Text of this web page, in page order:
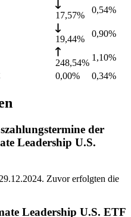
17,57%
0,54%
19,44%
0,90%
248,54%
1,10%
0,00% 0,34%
der
Leadership U.S.
Zuvor erfolgten die
Leadership U.S. ETF